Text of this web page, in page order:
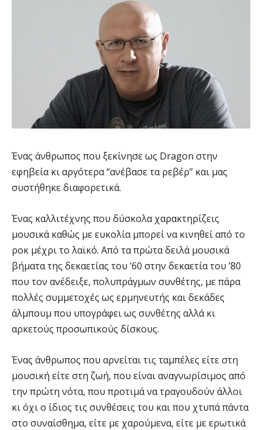
Ένας άνθρωπος που ξεκίνησε ως Dragon στην
εφηβεία κι αργότερα “ανέβασε τα ρεβέρ” και μας
συστήθηκε διαφορετικά.
Ένας καλλιτέχνης που δύσκολα χαρακτηρίζεις
μουσικά καθώς με ευκολία μπορεί να κινηθεί από το
ροκ μέχρι το λαϊκό. Από τα πρώτα δειλά μουσικά
βήματα της δεκαετίας του ’60 στην δεκαετία του ’80
που τον ανέδειξε, πολυπράγμων συνθέτης, με πάρα
πολλές συμμετοχές ως ερμηνευτής και δεκάδες
άλμπουμ που υπογράφει ως συνθέτης αλλά κι
αρκετούς προσωπικούς δίσκους.
Ένας άνθρωπος που αρνείται τις ταμπέλες είτε στη
μουσική είτε στη ζωή, που είναι αναγνωρίσιμος από
την πρώτη νότα, που προτιμά να τραγουδούν άλλοι
κι όχι ο ίδιος τις συνθέσεις του και που χτυπά πάντα
στο συναίσθημα, είτε με χαρούμενα, είτε με ερωτικά